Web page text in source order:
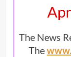
The News
The